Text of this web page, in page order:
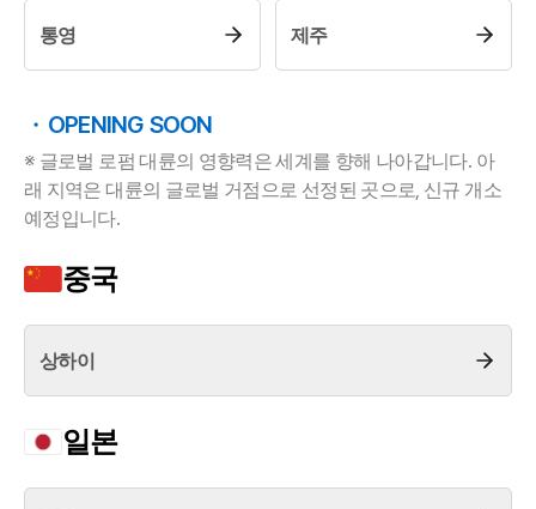
업무사례
법률지식인
고객후기
통영 제주
OPENING SOON
※ 글로벌 로펌 대륜의 영향력은 세계를 향해 나아갑니다. 아
래 지역은 대륜의 글로벌 거점으로 선정된 곳으로, 신규 개소
예정입니다.
중국
상하이
일본